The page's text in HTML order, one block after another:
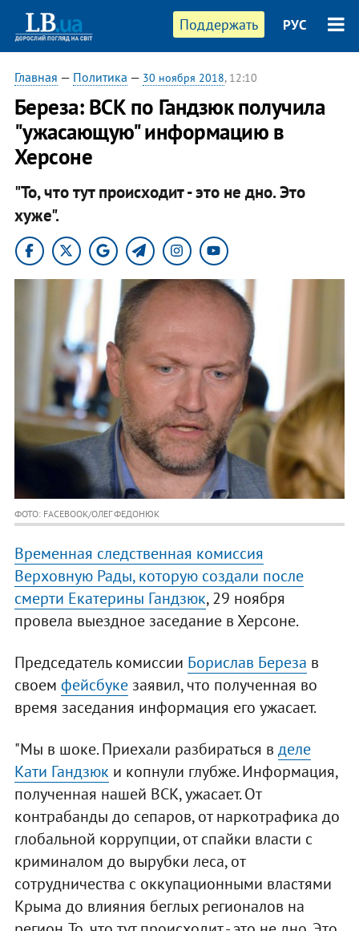
Поддержать РУС
Главная — Политика — 30 ноября 2018, 12:10
Береза: ВСК по Гандзюк получила
"ужасающую" информацию в
Херсоне
"То, что тут происходит - это не дно. Это
хуже".
ФОТО: FACEBOOK/ОЛЕГ ФЕДОНЮК
Временная следственная комиссия
Верховную Рады, которую создали после
смерти Екатерины Гандзюк, 29 ноября
провела выездное заседание в Херсоне.
Председатель комиссии Борислав Береза в
своем фейсбукезаявил, что полученная во
время заседания информация его ужасает.
"Мы в шоке. Приехали разбираться в деле
Кати Гандзюк и копнули глубже. Информация,
полученная нашей ВСК, ужасает. От
контрабанды до сепаров, от наркотрафика до
глобальной коррупции, от спайки власти с
криминалом до вырубки леса, от
сотрудничества с оккупационными властями
Крыма до влияния беглых регионалов на